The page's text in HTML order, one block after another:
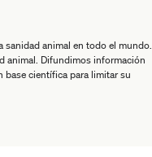
sanidad animal en todo el mundo.
animal. Difundimos información
base científica para limitar su